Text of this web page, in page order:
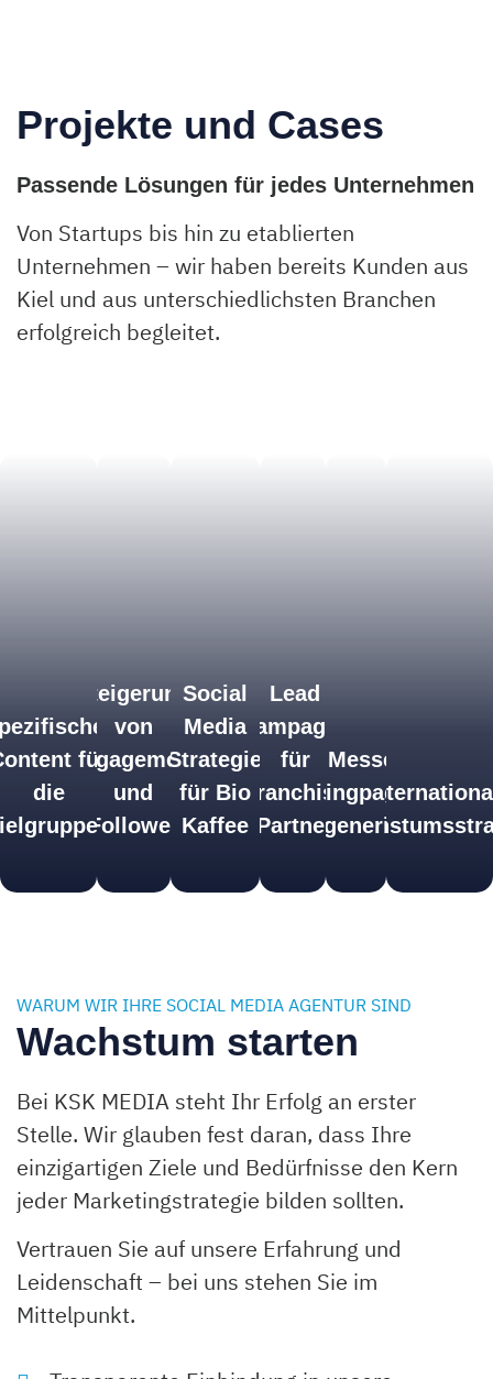
Projekte und Cases
Passende Lösungen für jedes Unternehmen
Von Startups bis hin zu etablierten
Unternehmen – wir haben bereits Kunden aus
Kiel und aus unterschiedlichsten Branchen
erfolgreich begleitet.
für
die
Steigerung
von
Engagement
und
Follower
Social
Media
Strategie
für Bio
Kaffee
Lead
Kampagne
für
Franchise
Partner
Messe
Landingpage zur
Leadgenerierung
WARUM WIR IHRE SOCIAL MEDIA AGENTUR SIND
Wachstum starten
Bei KSK MEDIA steht Ihr Erfolg an erster
Stelle. Wir glauben fest daran, dass Ihre
einzigartigen Ziele und Bedürfnisse den Kern
jeder Marketingstrategie bilden sollten.
Vertrauen Sie auf unsere Erfahrung und
Leidenschaft – bei uns stehen Sie im
Mittelpunkt.